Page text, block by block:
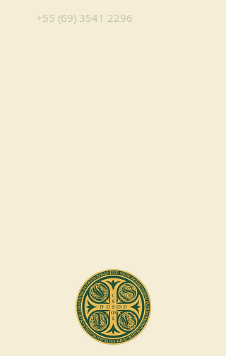
+55 (69) 3541 2296